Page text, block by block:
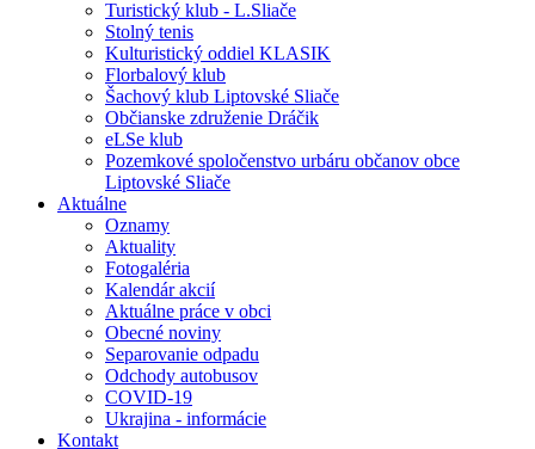
Turistický klub - L.Sliače
Stolný tenis
Kulturistický oddiel KLASIK
Florbalový klub
Šachový klub Liptovské Sliače
Občianske združenie Dráčik
eLSe klub
Pozemkové spoločenstvo urbáru občanov obce
Liptovské Sliače
Aktuálne
Oznamy
Aktuality
Fotogaléria
Kalendár akcií
Aktuálne práce v obci
Obecné noviny
Separovanie odpadu
Odchody autobusov
COVID-19
Ukrajina - informácie
Kontakt